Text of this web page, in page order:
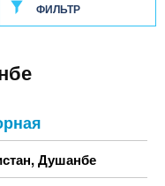
ФИЛЬТР
,Душанбе